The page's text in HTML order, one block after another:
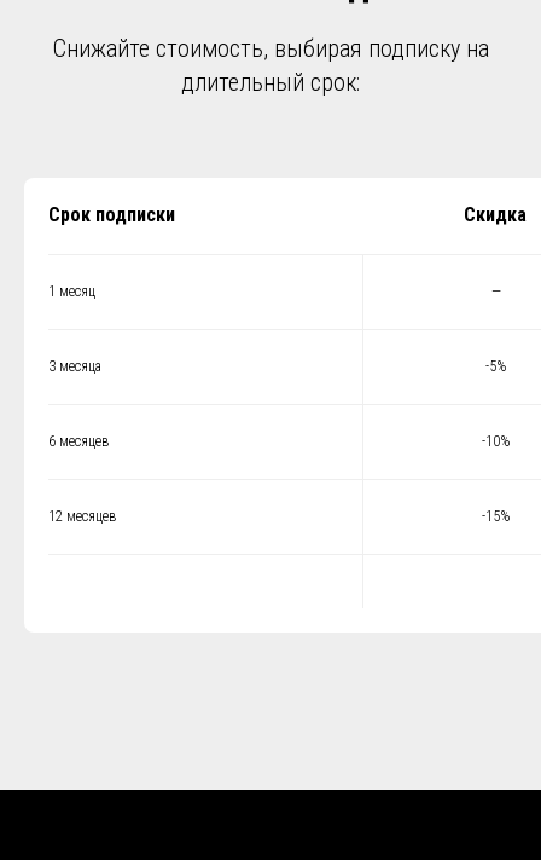
Снижайте стоимость, выбирая подписку на
длительный срок:
Срок подписки Скидка
1 месяц —
3 месяца -5%
6 месяцев -10%
12 месяцев -15%